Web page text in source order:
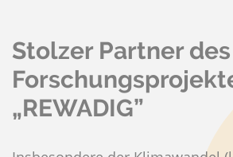
Stolzer Partner des
„REWADIG”